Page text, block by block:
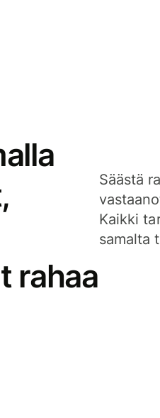
rahaa
Säästä
Kaikki
samalta